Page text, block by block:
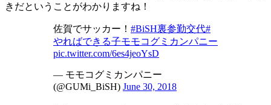
きだということがわかりますね！
佐賀でサッカー！ #BiSH裏参勤交代#
やればできる子モモコグミカンパニー
pic.twitter.com/6es4jeoYsD
— モモコグミカンパニー
(@GUMi_BiSH) June 30, 2018